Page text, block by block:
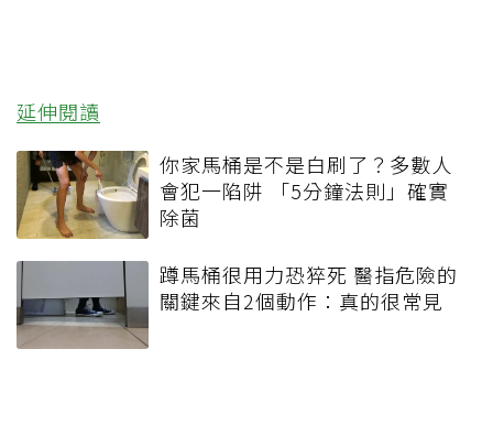
延伸閱讀
你家馬桶是不是白刷了？多數人
會犯一陷阱 「5分鐘法則」確實
除菌
蹲馬桶很用力恐猝死 醫指危險的
關鍵來自2個動作：真的很常見